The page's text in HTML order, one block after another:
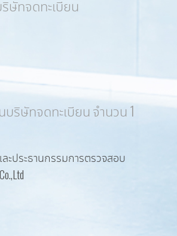
ษัทจดทะเบียน
บริษัทจดทะเบียน จำนวน 1
ะประธานกรรมการตรวจสอบ